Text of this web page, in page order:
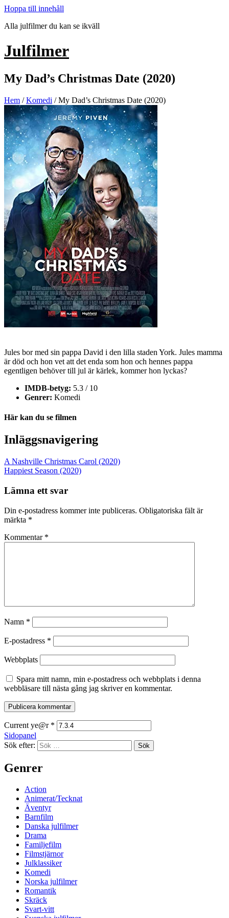
Hoppa till innehåll
Alla julfilmer du kan se ikväll
Julfilmer
My Dad’s Christmas Date (2020)
Hem /Komedi / My Dad’s Christmas Date (2020)
Jules bor med sin pappa David i den lilla staden York. Jules mamma
är död och hon vet att det enda som hon och hennes pappa
egentligen behöver till jul är kärlek, kommer hon lyckas?
IMDB-betyg: 5.3 / 10
Genrer: Komedi
Här kan du se filmen
Inläggsnavigering
A Nashville Christmas Carol (2020)
Happiest Season (2020)
Lämna ett svar
Din e-postadress kommer inte publiceras. Obligatoriska fält är
märkta *
Kommentar *
Namn *
E-postadress *
Webbplats
Spara mitt namn, min e-postadress och webbplats i denna
webbläsare till nästa gång jag skriver en kommentar.
Current ye@r *
Sidopanel
Sök efter:
Genrer
Action
Animerat/Tecknat
Äventyr
Barnfilm
Danska julfilmer
Drama
Familjefilm
Filmstjärnor
Julklassiker
Komedi
Norska julfilmer
Romantik
Skräck
Svart-vitt